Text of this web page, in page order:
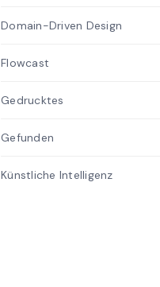
Domain-Driven Design
Flowcast
Gedrucktes
Gefunden
Künstliche Intelligenz